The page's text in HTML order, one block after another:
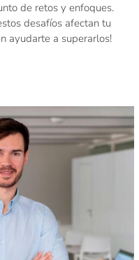
de retos y enfoques.
desafíos afectan tu
ayudarte a superarlos!